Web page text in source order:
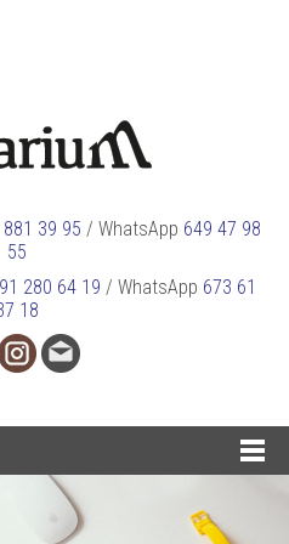
881 39 95 / WhatsApp 649 47 98
55
91 280 64 19 / WhatsApp 673 61
18